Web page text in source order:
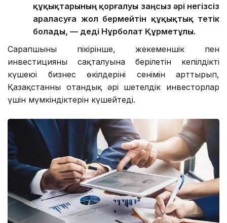
құқықтарының қорғалуы заңсыз әрі негізсіз
араласуға жол бермейтін құқықтық тетік
болады, — деді Нұрболат Құрметұлы.
Сарапшының пікірінше, жекеменшік пен
инвестицияның сақталуына берілетін кепілдіктің
күшеюі бизнес өкілдерінің сенімін арттырып,
Қазақстанның отандық әрі шетелдік инвесторлар
үшін мүмкіндіктерін күшейтеді.